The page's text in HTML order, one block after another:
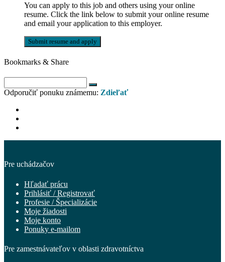
You can apply to this job and others using your online
resume. Click the link below to submit your online resume
and email your application to this employer.
Bookmarks & Share
Odporučiť ponuku známemu: Zdieľať
Pre uchádzačov
Hľadať prácu
Prihlásiť / Registrovať
Profesie / Špecializácie
Moje žiadosti
Moje konto
Ponuky e-mailom
Pre zamestnávateľov v oblasti zdravotníctva